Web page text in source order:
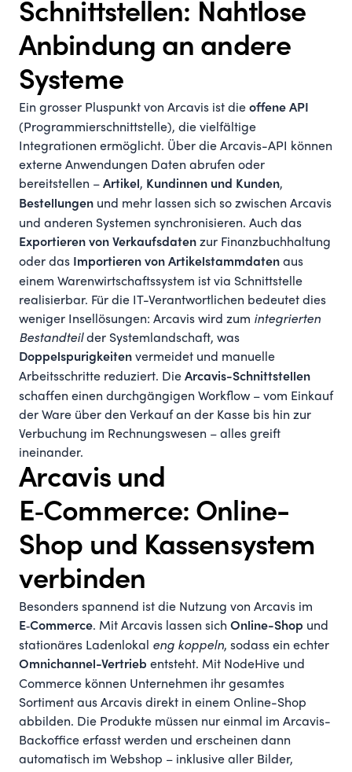
Schnittstellen: Nahtlose
Anbindung an andere
Systeme
Ein grosser Pluspunkt von Arcavis ist die offene API
(Programmierschnittstelle), die vielfältige
Integrationen ermöglicht. Über die Arcavis-API können
externe Anwendungen Daten abrufen oder
bereitstellen – Artikel, Kundinnen und Kunden,
Bestellungen und mehr lassen sich so zwischen Arcavis
und anderen Systemen synchronisieren. Auch das
Exportieren von Verkaufsdaten zur Finanzbuchhaltung
oder das Importieren von Artikelstammdaten aus
einem Warenwirtschaftssystem ist via Schnittstelle
realisierbar. Für die IT-Verantwortlichen bedeutet dies
weniger Insellösungen: Arcavis wird zum integrierten
Bestandteilder Systemlandschaft, was
Doppelspurigkeiten vermeidet und manuelle
Arbeitsschritte reduziert. Die Arcavis-Schnittstellen
schaffen einen durchgängigen Workflow – vom Einkauf
der Ware über den Verkauf an der Kasse bis hin zur
Verbuchung im Rechnungswesen – alles greift
ineinander.
Arcavis und
E‑Commerce: Online-
Shop und Kassensystem
verbinden
Besonders spannend ist die Nutzung von Arcavis im
E‑Commerce. Mit Arcavis lassen sich Online-Shop und
stationäres Ladenlokal eng koppeln, sodass ein echter
Omnichannel-Vertrieb entsteht. Mit NodeHive und
Commerce können Unternehmen ihr gesamtes
Sortiment aus Arcavis direkt in einem Online-Shop
abbilden. Die Produkte müssen nur einmal im Arcavis-
Backoffice erfasst werden und erscheinen dann
automatisch im Webshop – inklusive aller Bilder,